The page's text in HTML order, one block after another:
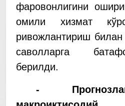
фаровонлигини
омили хизмат
ривожлантириш билан
саволларга
берилди.
-